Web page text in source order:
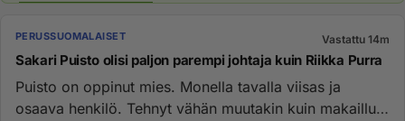
PERUSSUOMALAISET Vastattu 14m
Sakari Puisto olisi paljon parempi johtaja kuin Riikka Purra
Puisto on oppinut mies. Monella tavalla viisas ja
osaava henkilö. Tehnyt vähän muutakin kuin makaillut